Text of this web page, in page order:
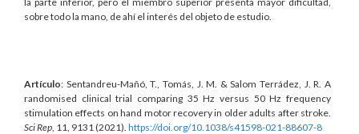
sobre todo la mano, de ahí el interés del objeto de estudio.
Artículo: Sentandreu-Mañó, T., Tomás, J. M. & Salom Terrádez, J. R. A
randomised clinical trial comparing 35 Hz versus 50 Hz frequency
stimulation effects on hand motor recovery in older adults after stroke.
Sci Rep, 11, 9131 (2021). https://doi.org/10.1038/s41598-021-88607-8